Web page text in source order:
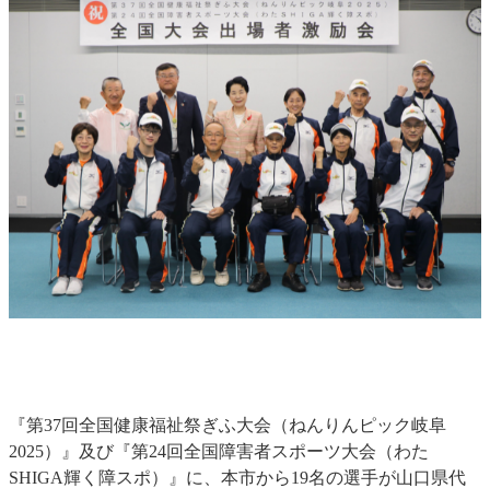
『第37回全国健康福祉祭ぎふ大会（ねんりんピック岐阜
2025）』及び『第24回全国障害者スポーツ大会（わた
SHIGA輝く障スポ）』に、本市から19名の選手が山口県代